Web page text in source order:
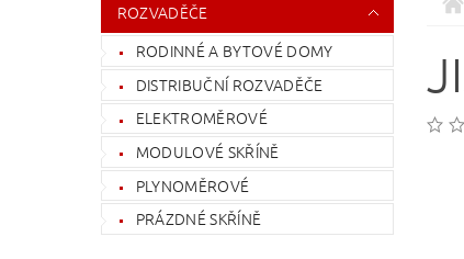
ROZVADĚČE
RODINNÉ A BYTOVÉ DOMY
DISTRIBUČNÍ ROZVADĚČE
ELEKTROMĚROVÉ
MODULOVÉ SKŘÍNĚ
PLYNOMĚROVÉ
PRÁZDNÉ SKŘÍNĚ